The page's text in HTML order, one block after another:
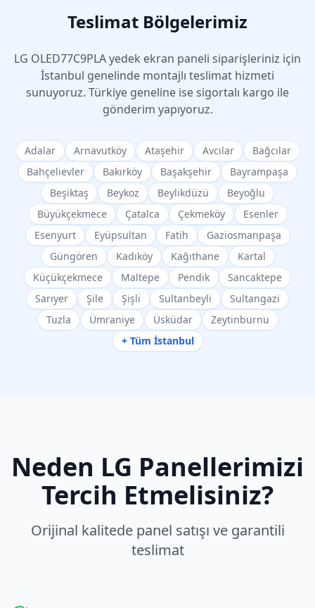
Teslimat Bölgelerimiz
LG OLED77C9PLAyedek ekran paneli siparişleriniz için
İstanbul genelinde montajlı teslimat hizmeti
sunuyoruz. Türkiye geneline ise sigortalı kargo ile
gönderim yapıyoruz.
Adalar Arnavutköy Ataşehir Avcılar
Bağcılar
Bahçelievler
Bakırköy Başakşehir
Bayrampaşa
Beşiktaş
Beykoz Beylikdüzü
Beyoğlu
Büyükçekmece
Çatalca Çekmeköy
Esenler
Esenyurt
Eyüpsultan Fatih
Gaziosmanpaşa
Güngören
Kadıköy Kağıthane
Kartal
Küçükçekmece
Maltepe Pendik
Sancaktepe
Sarıyer
Şile Şişli Sultanbeyli
Sultangazi
Tuzla
Ümraniye Üsküdar
Zeytinburnu
+ Tüm İstanbul
Neden LG Panellerimizi
Tercih Etmelisiniz?
Orijinal kalitede panel satışı ve garantili
teslimat